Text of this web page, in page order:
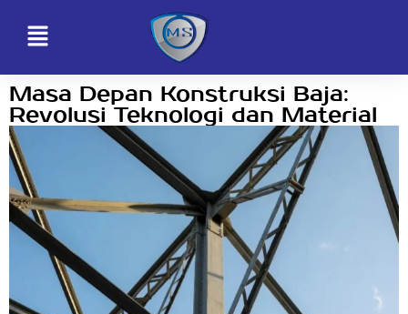
Masa Depan Konstruksi Baja:
Revolusi Teknologi dan Material